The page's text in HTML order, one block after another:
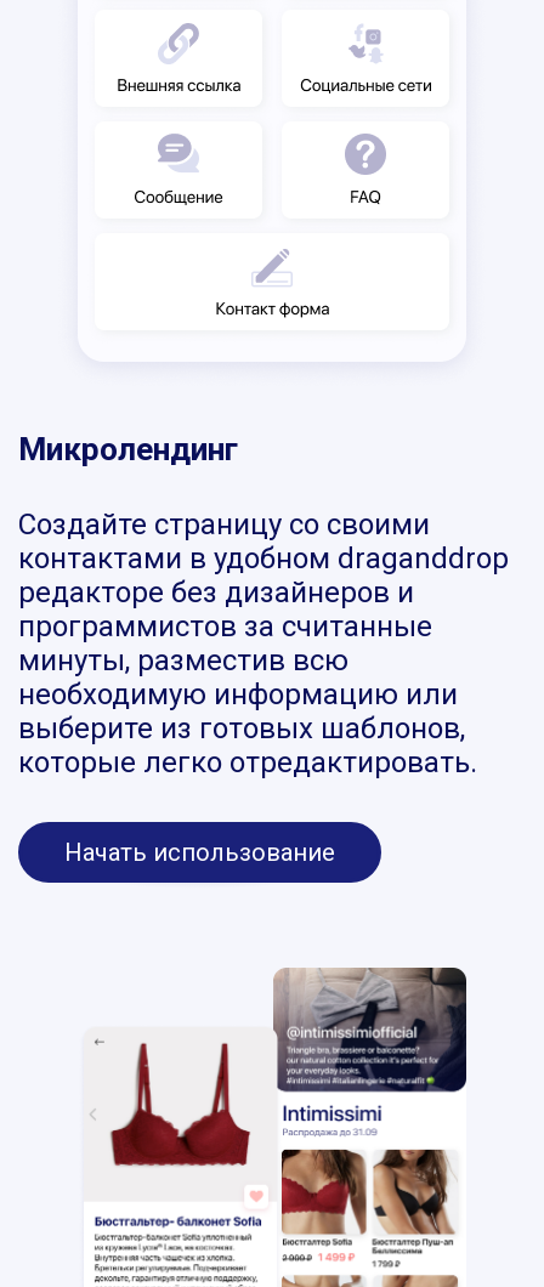
Микролендинг
Создайте страницу со своими
контактами в удобном draganddrop
редакторе без дизайнеров и
программистов за считанные
минуты, разместив всю
необходимую информацию или
выберите из готовых шаблонов,
которые легко отредактировать.
Начать использование